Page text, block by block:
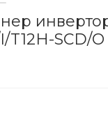
T12H-SCD/